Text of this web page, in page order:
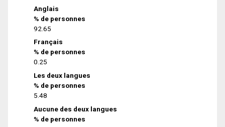
Anglais
% de personnes
92.65
Français
% de personnes
0.25
Les deux langues
% de personnes
5.48
Aucune des deux langues
% de personnes